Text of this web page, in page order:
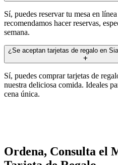
Sí, puedes reservar tu mesa en
recomendamos hacer reservas,
semana.
¿Se aceptan tarjetas de regalo en
Sí, puedes comprar tarjetas de
nuestra deliciosa comida. Ideales
cena única.
Ordena, Consulta el